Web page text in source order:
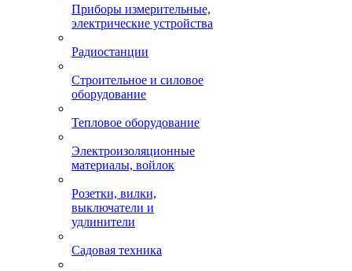
Приборы измерительные,
электрические устройства
Радиостанции
Строительное и силовое
оборудование
Тепловое оборудование
Электроизоляционные
материалы, войлок
Розетки, вилки,
выключатели и
удлинители
Садовая техника